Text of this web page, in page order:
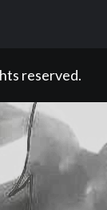
reserved.